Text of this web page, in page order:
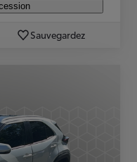
Sauvegardez